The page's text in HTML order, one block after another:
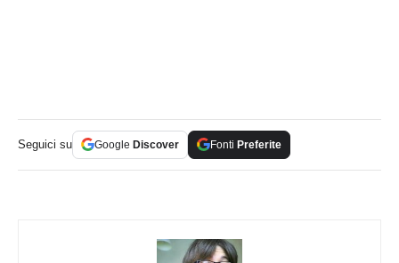
Seguici su Google Discover Fonti Preferite